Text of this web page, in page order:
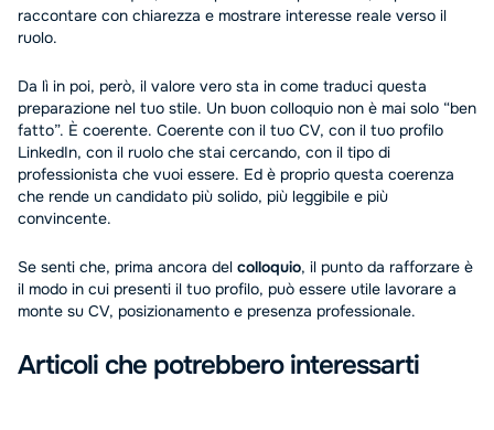
raccontare con chiarezza e mostrare interesse reale verso il
ruolo.
Da lì in poi, però, il valore vero sta in come traduci questa
preparazione nel tuo stile. Un buon colloquio non è mai solo “ben
fatto”. È coerente. Coerente con il tuo CV, con il tuo profilo
LinkedIn, con il ruolo che stai cercando, con il tipo di
professionista che vuoi essere. Ed è proprio questa coerenza
che rende un candidato più solido, più leggibile e più
convincente.
Se senti che, prima ancora del colloquio, il punto da rafforzare è
il modo in cui presenti il tuo profilo, può essere utile lavorare a
monte su CV, posizionamento e presenza professionale.
Articoli che potrebbero interessarti